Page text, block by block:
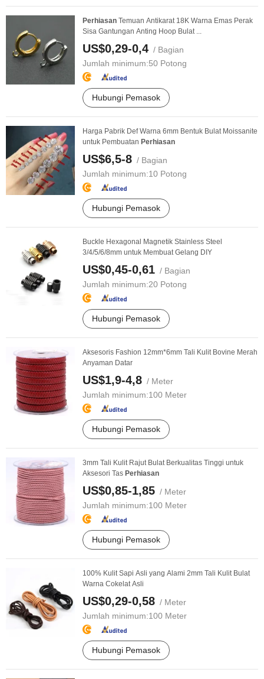
Perhiasan Temuan Antikarat 18K Warna Emas Perak
Sisa Gantungan Anting Hoop Bulat ...
US$0,29-0,4 / Bagian
Jumlah minimum:50 Potong
Hubungi Pemasok
Harga Pabrik Def Warna 6mm Bentuk Bulat Moissanite
untuk Pembuatan Perhiasan
US$6,5-8 / Bagian
Jumlah minimum:10 Potong
Hubungi Pemasok
Buckle Hexagonal Magnetik Stainless Steel
3/4/5/6/8mm untuk Membuat Gelang DIY
US$0,45-0,61 / Bagian
Jumlah minimum:20 Potong
Hubungi Pemasok
Aksesoris Fashion 12mm*6mm Tali Kulit Bovine Merah
Anyaman Datar
US$1,9-4,8 / Meter
Jumlah minimum:100 Meter
Hubungi Pemasok
3mm Tali Kulit Rajut Bulat Berkualitas Tinggi untuk
Aksesori Tas Perhiasan
US$0,85-1,85 / Meter
Jumlah minimum:100 Meter
Hubungi Pemasok
100% Kulit Sapi Asli yang Alami 2mm Tali Kulit Bulat
Warna Cokelat Asli
US$0,29-0,58 / Meter
Jumlah minimum:100 Meter
Hubungi Pemasok